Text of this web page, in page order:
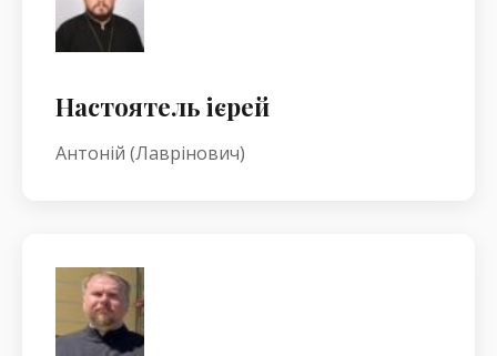
Настоятель ієрей
Антоній (Лаврінович)